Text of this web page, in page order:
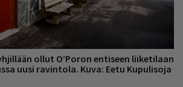
ollut O’Poron entiseen liiketilaan
uusi ravintola. Kuva: Eetu Kupulisoja